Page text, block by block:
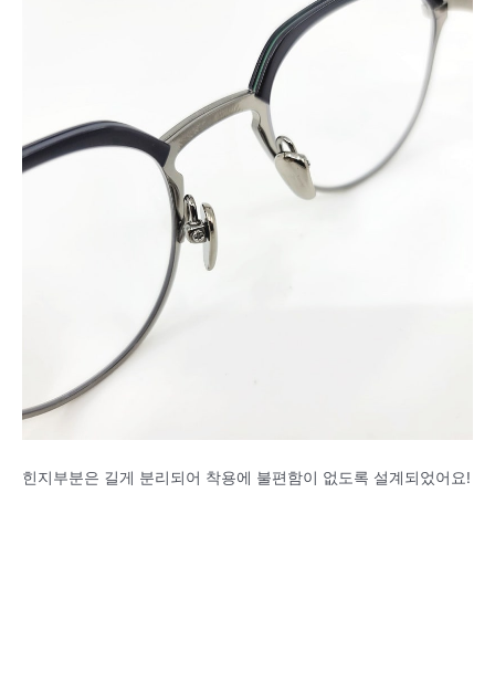
힌지부분은 길게 분리되어 착용에 불편함이 없도록 설계되었어요!